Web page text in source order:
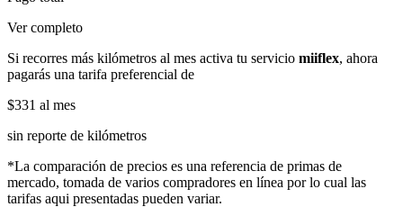
Ver completo
Si recorres más kilómetros al mes activa tu servicio miiflex, ahora
pagarás una tarifa preferencial de
$331 al mes
sin reporte de kilómetros
*La comparación de precios es una referencia de primas de
mercado, tomada de varios compradores en línea por lo cual las
tarifas aqui presentadas pueden variar.